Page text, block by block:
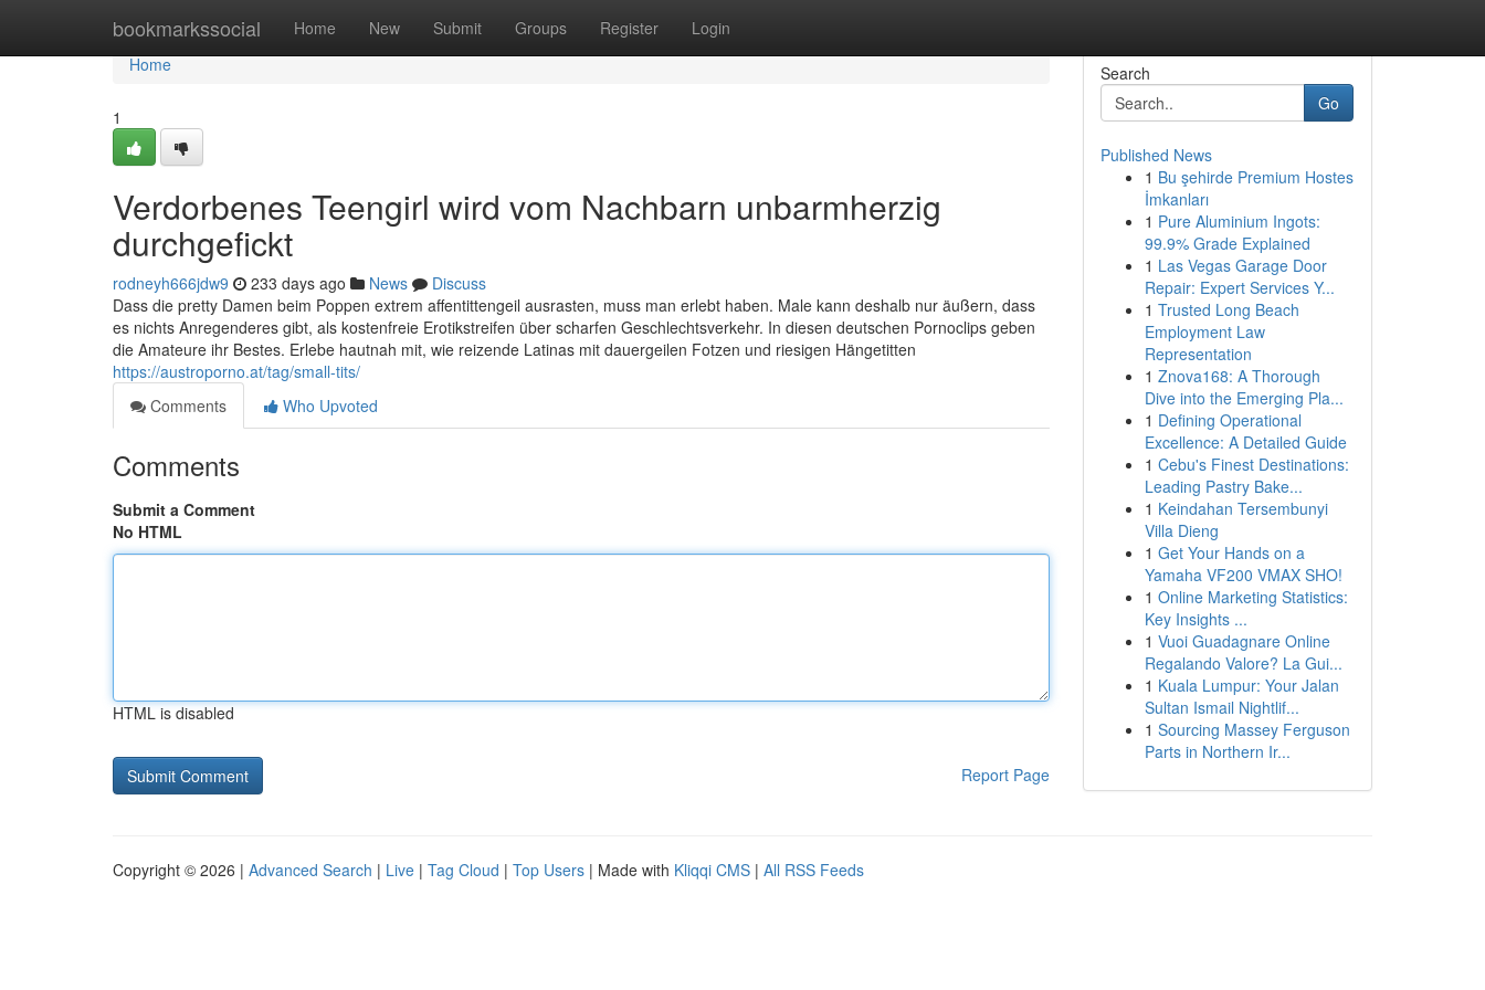
bookmarkssocial Home New Submit Groups Register Login
Home
Home
1
Verdorbenes Teengirl wird vom Nachbarn unbarmherzig
durchgefickt
rodneyh666jdw9 233 days ago News
Discuss
Dass die pretty Damen beim Poppen extrem affentittengeil ausrasten, muss man erlebt haben. Male kann deshalb nur äußern, dass
es nichts Anregenderes gibt, als kostenfreie Erotikstreifen über scharfen Geschlechtsverkehr. In diesen deutschen Pornoclips geben
die Amateure ihr Bestes. Erlebe hautnah mit, wie reizende Latinas mit dauergeilen Fotzen und riesigen Hängetitten
https://austroporno.at/tag/small-tits/
Comments
Who Upvoted
Comments
Submit a Comment
No HTML
HTML is disabled
Report Page
Search
Go
Published News
1 Bu şehirde Premium Hostes
İmkanları
1 Pure Aluminium Ingots:
99.9% Grade Explained
1 Las Vegas Garage Door
Repair: Expert Services Y...
1 Trusted Long Beach
Employment Law
Representation
1 Znova168: A Thorough
Dive into the Emerging Pla...
1 Defining Operational
Excellence: A Detailed Guide
1 Cebu's Finest Destinations:
Leading Pastry Bake...
1 Keindahan Tersembunyi
Villa Dieng
1 Get Your Hands on a
Yamaha VF200 VMAX SHO!
1 Online Marketing Statistics:
Key Insights ...
1 Vuoi Guadagnare Online
Regalando Valore? La Gui...
1 Kuala Lumpur: Your Jalan
Sultan Ismail Nightlif...
1 Sourcing Massey Ferguson
Parts in Northern Ir...
Copyright © 2026 | Advanced Search | Live | Tag Cloud | Top Users | Made with Kliqqi CMS | All RSS Feeds